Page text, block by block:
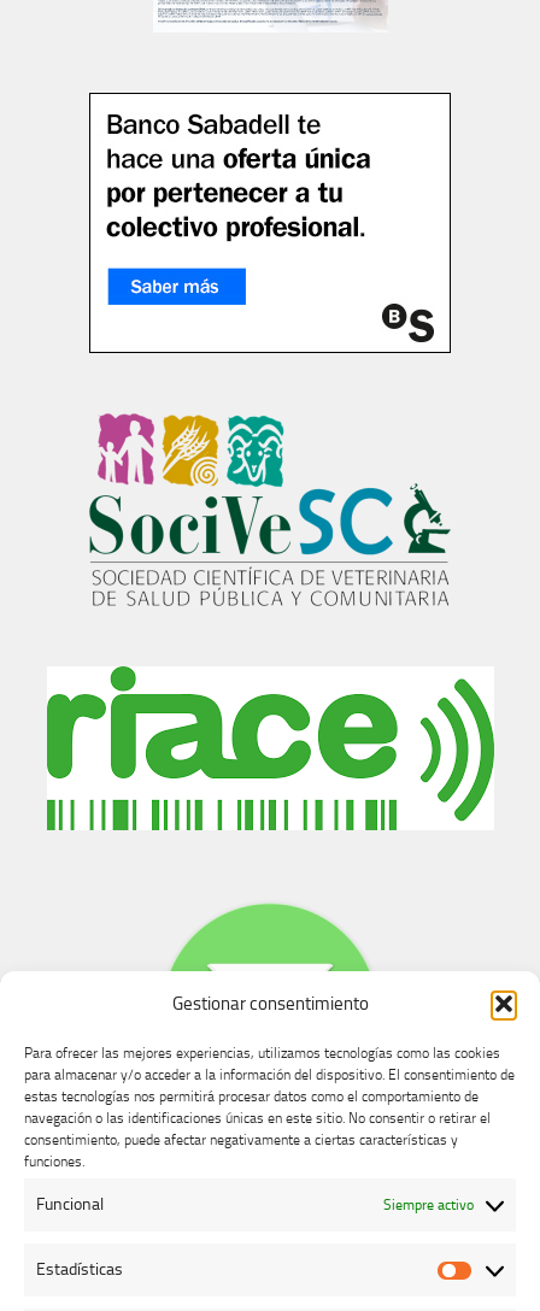
Gestionar consentimiento
Para ofrecer las mejores experiencias, utilizamos tecnologías como las cookies
para almacenar y/o acceder a la información del dispositivo. El consentimiento de
estas tecnologías nos permitirá procesar datos como el comportamiento de
navegación o las identificaciones únicas en este sitio. No consentir o retirar el
consentimiento, puede afectar negativamente a ciertas características y
funciones.
Funcional Siempre activo
Estadísticas
Buzón de dudas, quejas y sugerencias